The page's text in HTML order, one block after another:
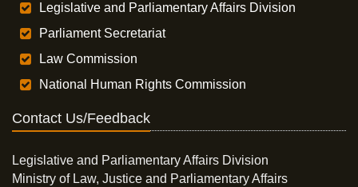
Legislative and Parliamentary Affairs Division
Parliament Secretariat
Law Commission
National Human Rights Commission
Contact Us/Feedback
Legislative and Parliamentary Affairs Division
Ministry of Law, Justice and Parliamentary Affairs